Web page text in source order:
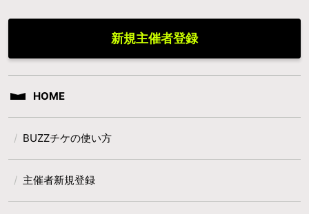
新規主催者登録
HOME
BUZZチケの使い方
主催者新規登録